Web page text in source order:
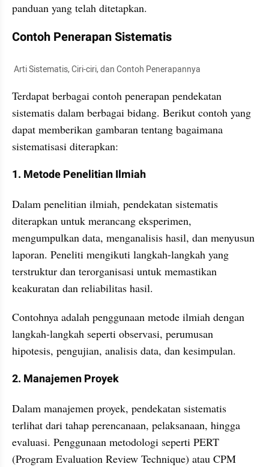
panduan yang telah ditetapkan.
Contoh Penerapan Sistematis
Arti Sistematis, Ciri-ciri, dan Contoh Penerapannya
Terdapat berbagai contoh penerapan pendekatan
sistematis dalam berbagai bidang. Berikut contoh yang
dapat memberikan gambaran tentang bagaimana
sistematisasi diterapkan:
1. Metode Penelitian Ilmiah
Dalam penelitian ilmiah, pendekatan sistematis
diterapkan untuk merancang eksperimen,
mengumpulkan data, menganalisis hasil, dan menyusun
laporan. Peneliti mengikuti langkah-langkah yang
terstruktur dan terorganisasi untuk memastikan
keakuratan dan reliabilitas hasil.
Contohnya adalah penggunaan metode ilmiah dengan
langkah-langkah seperti observasi, perumusan
hipotesis, pengujian, analisis data, dan kesimpulan.
2. Manajemen Proyek
Dalam manajemen proyek, pendekatan sistematis
terlihat dari tahap perencanaan, pelaksanaan, hingga
evaluasi. Penggunaan metodologi seperti PERT
(Program Evaluation Review Technique) atau CPM